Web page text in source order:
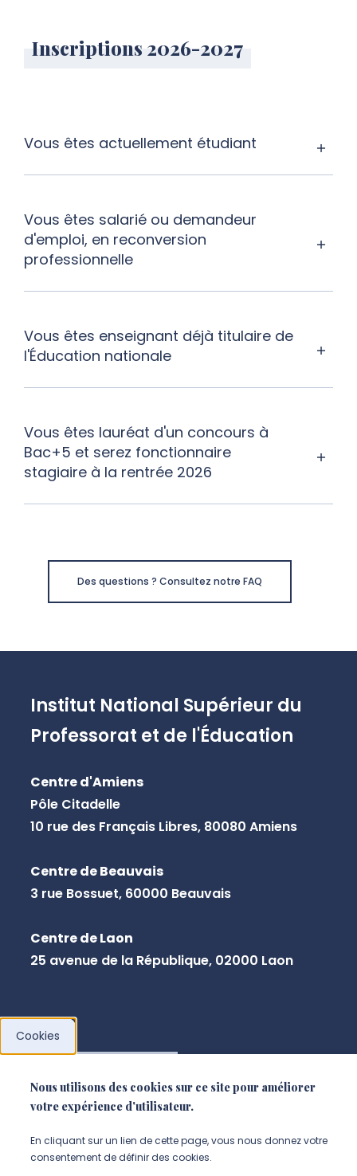
Inscriptions 2026-2027
Vous êtes actuellement étudiant
Vous êtes salarié ou demandeur
d'emploi, en reconversion
professionnelle
Vous êtes enseignant déjà titulaire de
l'Éducation nationale
Vous êtes lauréat d'un concours à
Bac+5 et serez fonctionnaire
stagiaire à la rentrée 2026
Des questions ? Consultez notre FAQ
Institut National Supérieur du
Professorat et de l'Éducation
Centre d'Amiens
Pôle Citadelle
10 rue des Français Libres, 80080 Amiens
Centre de Beauvais
3 rue Bossuet, 60000 Beauvais
Centre de Laon
25 avenue de la République, 02000 Laon
Cookies
Nous utilisons des cookies sur ce site pour améliorer
votre expérience d'utilisateur.
En cliquant sur un lien de cette page, vous nous donnez votre
consentement de définir des cookies.